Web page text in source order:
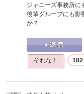
ジャニーズ事務所に
後輩グループにも影
か？
それな！ 182